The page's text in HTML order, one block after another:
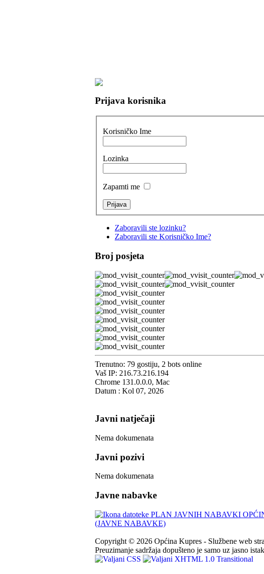
Prijava korisnika
Korisničko Ime
Lozinka
Zapamti me
Zaboravili ste lozinku?
Zaboravili ste Korisničko Ime?
Broj posjeta
Trenutno: 79 gostiju, 2 bots online
Vaš IP: 216.73.216.194
Chrome 131.0.0.0, Mac
Datum : Kol 07, 2026
Javni natječaji
Nema dokumenata
Javni pozivi
Nema dokumenata
Javne nabavke
PLAN JAVNIH NABAVKI
(JAVNE NABAVKE)
Copyright © 2026 Općina Kupres - Službene web
Preuzimanje sadržaja dopušteno je samo uz jasno